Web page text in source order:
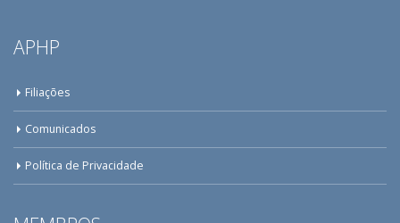
APHP
Filiações
Comunicados
Política de Privacidade